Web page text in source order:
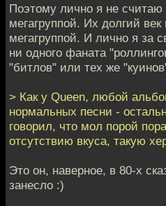
Поэтому лично я не считаю
мегагруппой. Их долгий век
мегагруппой. И лично я за
ни одного фаната
"битлов" или тех же
> Как у Queen, любой
нормальных песни -
говорил, что мол порой
отсутствию вкуса, такую
Это он, наверное, в 80-х
занесло :)